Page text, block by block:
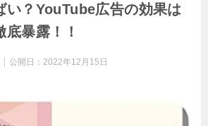
い？YouTube広告の効果は
暴露！！
公開日： 2022年12月15日